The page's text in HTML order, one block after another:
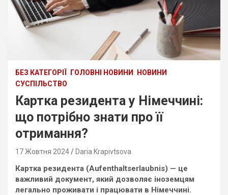
БЕЗ КАТЕГОРІЇ ГОЛОВНІ НОВИНИ
НОВИНИ
СУСПІЛЬСТВО
Картка резидента у Німеччині:
що потрібно знати про її
отримання?
17 Жовтня 2024 Daria Krapivtsova
Картка резидента (Aufenthaltserlaubnis) — це
важливий документ, який дозволяє іноземцям
легально проживати і працювати в Німеччині.